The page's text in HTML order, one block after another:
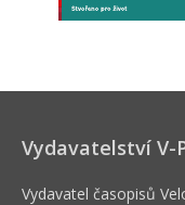
Vydavatelství V-
Vydavatel časopisů